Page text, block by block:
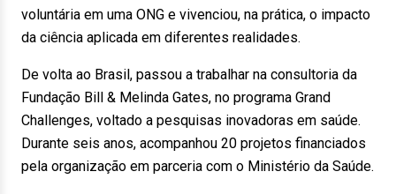
voluntária em uma ONG e vivenciou, na prática, o impacto
da ciência aplicada em diferentes realidades.
De volta ao Brasil, passou a trabalhar na consultoria da
Fundação Bill & Melinda Gates, no programa Grand
Challenges, voltado a pesquisas inovadoras em saúde.
Durante seis anos, acompanhou 20 projetos financiados
pela organização em parceria com o Ministério da Saúde.